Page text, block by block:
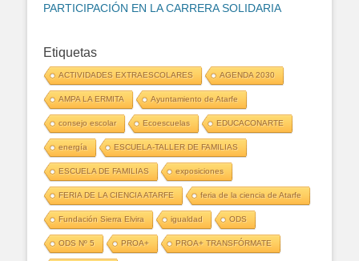
PARTICIPACIÓN EN LA CARRERA SOLIDARIA
Etiquetas
ACTIVIDADES EXTRAESCOLARES AGENDA 2030
AMPA LA ERMITA Ayuntamiento de Atarfe
consejo escolar Ecoescuelas EDUCACONARTE
energía ESCUELA-TALLER DE FAMILIAS
ESCUELA DE FAMILIAS exposiciones
FERIA DE LA CIENCIA ATARFE feria de la ciencia de Atarfe
Fundación Sierra Elvira igualdad ODS
ODS Nº 5 PROA+ PROA+ TRANSFÓRMATE